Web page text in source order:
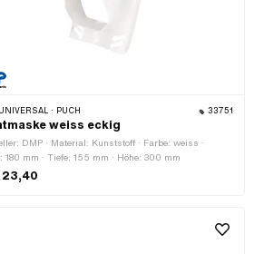
UNIVERSAL · PUCH 33751
weiss eckig
DMP · Material: Kunststoff · Farbe: weiss ·
180 mm · Tiefe: 155 mm · Höhe: 300 mm
23,40